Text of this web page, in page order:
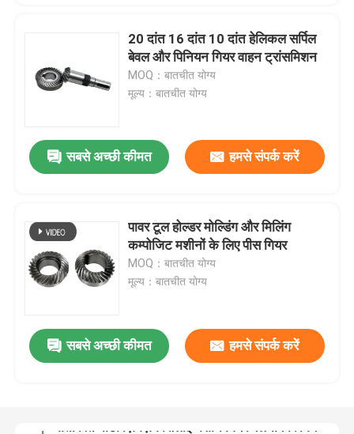
उत्पादों
हमारे बारे में
20 दांत 16 दांत 10 दांत हेलिकल सर्पिल
बेवल और पिनियन गियर वाहन ट्रांसमिशन
MOQ：बातचीत योग्य
मूल्य：बातचीत योग्य
सबसे अच्छी कीमत हमसे संपर्क करें
पावर टूल होल्डर मोल्डिंग और मिलिंग
कम्पोजिट मशीनों के लिए पीस गियर
MOQ：बातचीत योग्य
मूल्य：बातचीत योग्य
सबसे अच्छी कीमत हमसे संपर्क करें
अतिरिक्त मोटी Lockstitch सिलाई मशीन bevel गियर स्क्रू गियर सर्पिल